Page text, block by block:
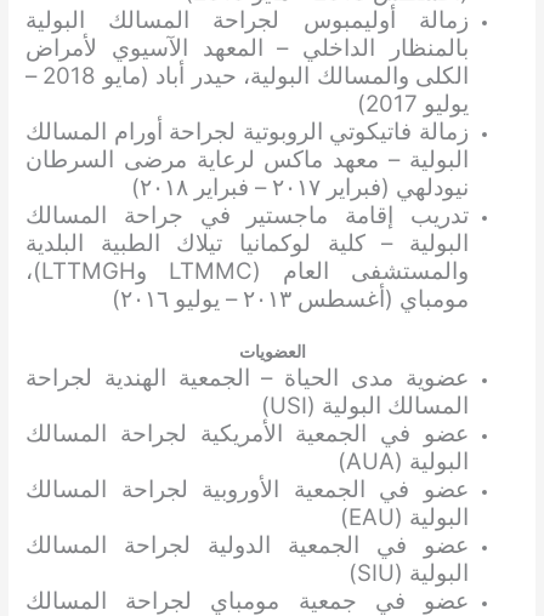
زمالة أوليمبوس لجراحة المسالك البولية
بالمنظار الداخلي – المعهد الآسيوي لأمراض
الكلى والمسالك البولية، حيدر أباد (مايو 2018 –
يوليو 2017)
زمالة فاتيكوتي الروبوتية لجراحة أورام المسالك
البولية – معهد ماكس لرعاية مرضى السرطان
نيودلهي (فبراير ٢٠١٧ – فبراير ٢٠١٨)
تدريب إقامة ماجستير في جراحة المسالك
البولية – كلية لوكمانيا تيلاك الطبية البلدية
والمستشفى العام (LTMMC وLTTMGH)،
مومباي (أغسطس ٢٠١٣ – يوليو ٢٠١٦)
العضويات
عضوية مدى الحياة – الجمعية الهندية لجراحة
المسالك البولية (USI)
عضو في الجمعية الأمريكية لجراحة المسالك
البولية (AUA)
عضو في الجمعية الأوروبية لجراحة المسالك
البولية (EAU)
عضو في الجمعية الدولية لجراحة المسالك
البولية (SIU)
عضو في جمعية مومباي لجراحة المسالك